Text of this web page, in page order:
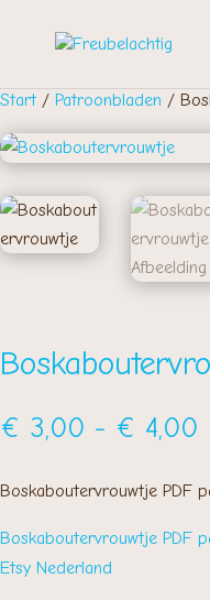
Start / Patroonbladen /
€ 3,00 - € 4,00
Boskaboutervrouwtje PDF
Boskaboutervrouwtje PDF
Etsy Nederland